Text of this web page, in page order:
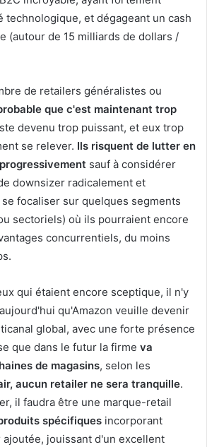
technologique, et dégageant un cash
(autour de 15 milliards de dollars /
de retailers généralistes ou
que c'est maintenant trop
devenu trop puissant, et eux trop
se relever. Ils risquent de lutter en
sauf à considérer
downsizer radicalement et
focaliser sur quelques segments
sectoriels) où ils pourraient encore
concurrentiels, du moins
qui étaient encore sceptique, il n'y
qu'Amazon veuille devenir
global, avec une forte présence
que dans le futur la firme va
de magasins, selon les
aucun retailer ne sera tranquille.
il faudra être une marque-retail
spécifiques incorporant
ajoutée, jouissant d'un excellent